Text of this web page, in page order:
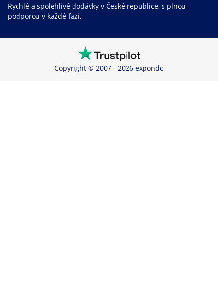
Rychlé a spolehlivé dodávky v České republice, s plnou
podporou v každé fázi.
Copyright © 2007 - 2026 expondo